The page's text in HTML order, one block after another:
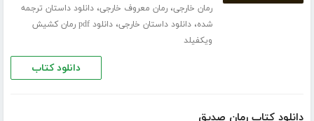
رمان خارجی،رمان معروف خارجی،دانلود داستان ترجمه
شده،دانلود داستان خارجی،
دانلود pdf رمان کشیش
ویکفیلد
دانلود کتاب
دانلود کتاب رمان صدیق